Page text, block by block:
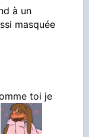
à un
masquée
toi je